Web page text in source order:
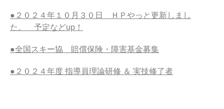
●２０２４年１０月３０日 ＨＰやっと更新しまし
た。 予定などup！
●全国スキー協 賠償保険・障害基金募集
●２０２４年度 指導員理論研修 ＆ 実技修了者